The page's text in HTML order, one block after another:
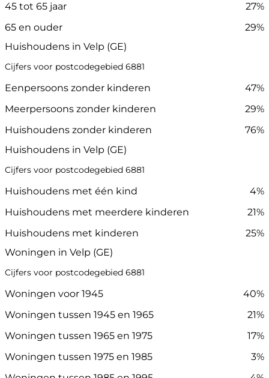
45 tot 65 jaar
27%
65 en ouder
29%
Huishoudens in Velp (GE)
Cijfers voor postcodegebied 6881
Eenpersoons zonder kinderen
47%
Meerpersoons zonder kinderen
29%
Huishoudens zonder kinderen
76%
Huishoudens in Velp (GE)
Cijfers voor postcodegebied 6881
Huishoudens met één kind
4%
Huishoudens met meerdere kinderen
21%
Huishoudens met kinderen
25%
Woningen in Velp (GE)
Cijfers voor postcodegebied 6881
Woningen voor 1945
40%
Woningen tussen 1945 en 1965
21%
Woningen tussen 1965 en 1975
17%
Woningen tussen 1975 en 1985
3%